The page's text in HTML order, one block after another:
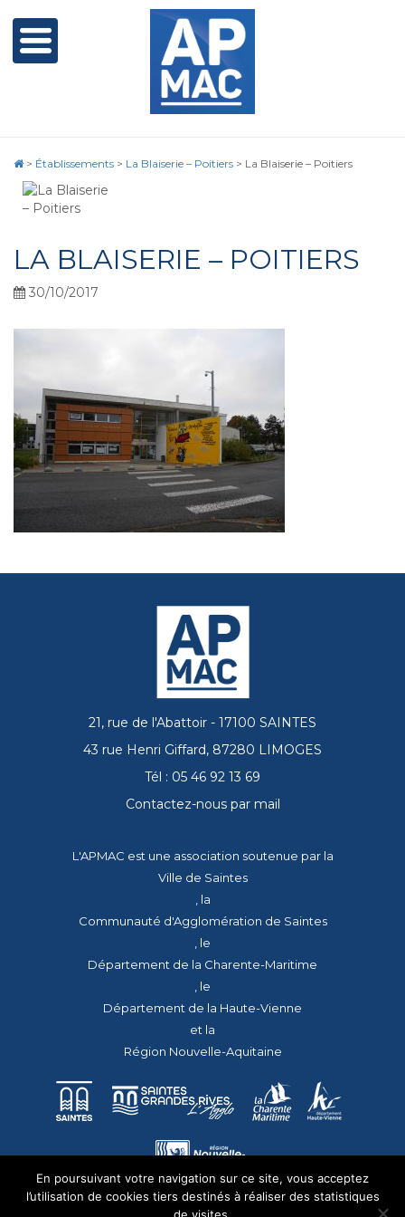
> Établissements > La Blaiserie – Poitiers > La Blaiserie – Poitiers
LA BLAISERIE – POITIERS
30/10/2017
21, rue de l'Abattoir - 17100 SAINTES
43 rue Henri Giffard, 87280 LIMOGES
Tél : 05 46 92 13 69
Contactez-nous par mail
L'APMAC est une association soutenue par la
Ville de Saintes
, la
Communauté d'Agglomération de Saintes
, le
Département de la Charente-Maritime
, le
Département de la Haute-Vienne
et la
Région Nouvelle-Aquitaine
En poursuivant votre navigation sur ce site, vous acceptez
l’utilisation de cookies tiers destinés à réaliser des statistiques